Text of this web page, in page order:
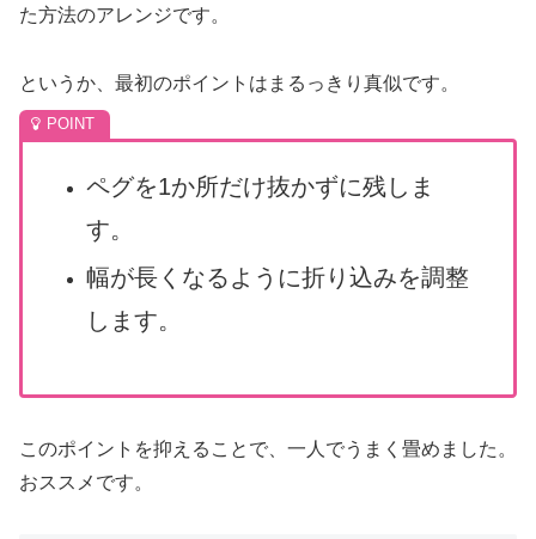
た方法のアレンジです。
というか、最初のポイントはまるっきり真似です。
ペグを1か所だけ抜かずに残しま
す。
幅が長くなるように折り込みを調整
します。
このポイントを抑えることで、一人でうまく畳めました。
おススメです。